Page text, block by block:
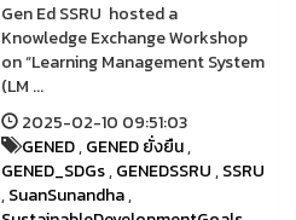
Gen Ed SSRU hosted a
Knowledge Exchange Workshop
on “Learning Management System
(LM ...
2025-02-10 09:51:03
GENED,GENED ยั่งยืน,
GENED_SDGs,GENEDSSRU,SSRU
,SuanSunandha,